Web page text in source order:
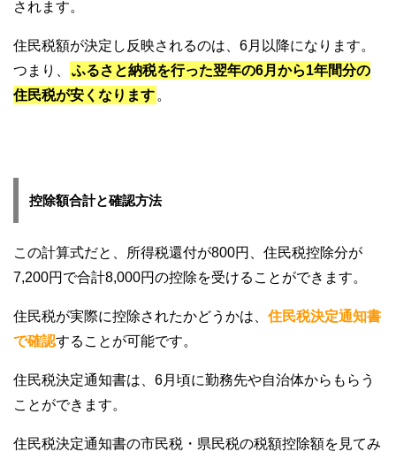
されます。
住民税額が決定し反映されるのは、6月以降になります。
つまり、
ふるさと納税を行った翌年の6月から1年間分の
住民税が安くなります 。
控除額合計と確認方法
この計算式だと、所得税還付が800円、住民税控除分が
7,200円で合計8,000円の控除を受けることができます。
住民税が実際に控除されたかどうかは、 住民税決定通知書
で確認することが可能です。
住民税決定通知書は、6月頃に勤務先や自治体からもらう
ことができます。
住民税決定通知書の市民税・県民税の税額控除額を見てみ